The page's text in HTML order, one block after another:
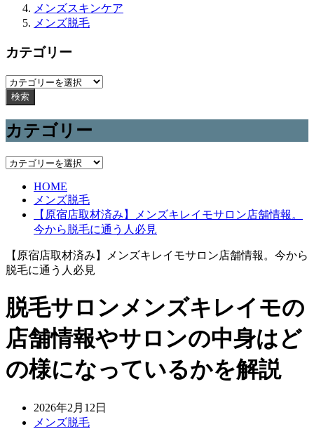
メンズスキンケア
メンズ脱毛
カテゴリー
検索
カテゴリー
カ
HOME
メンズ脱毛
【原宿店取材済み】メンズキレイモサロン店舗情報。
今から脱毛に通う人必見
【原宿店取材済み】メンズキレイモサロン店舗情報。今から
脱毛に通う人必見
脱毛サロンメンズキレイモの
店舗情報やサロンの中身はど
の様になっているかを解説
2026年2月12日
メンズ脱毛